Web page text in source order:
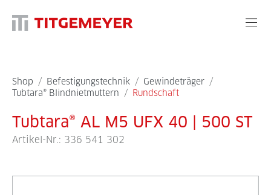
Shop / Befestigungstechnik / Gewindeträger /
Tubtara® Blindnietmuttern / Rundschaft
Tubtara® AL M5 UFX 40 | 500 ST
Artikel-Nr.: 336 541 302